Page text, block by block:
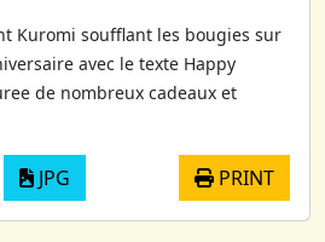
Kuromi soufflant les bougies sur
avec le texte Happy
de nombreux cadeaux et
JPG PRINT